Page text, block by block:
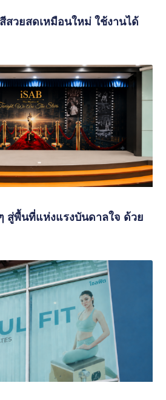
สวยสดเหมือนใหม่ ใช้งานได้
สู่พื้นที่แห่งแรงบันดาลใจ ด้วย